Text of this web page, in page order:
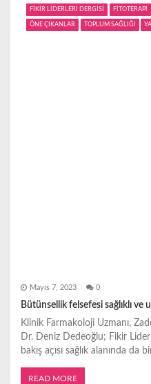
FİKİR LİDERLERİ DERGİSİ FİTOTERAPİ
ÖNE ÇIKANLAR TOPLUM SAĞLIĞI
Mayıs 7, 2023 0
Bütünsellik felsefesi sağlıklı ve
Klinik Farmakoloji Uzmanı,
Dr. Deniz Dedeoğlu; Fikir
bakış açısı sağlık alanında
READ MORE